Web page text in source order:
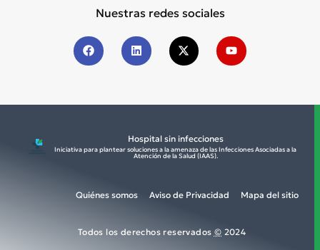
Nuestras redes sociales
Hospital sin infecciones
Iniciativa para plantear soluciones a la amenaza de las Infecciones Asociadas a la
Atención de la Salud (IAAS).​
Quiénes somos Aviso de Privacidad Mapa del sitio
Todos los derechos reservados © 2024